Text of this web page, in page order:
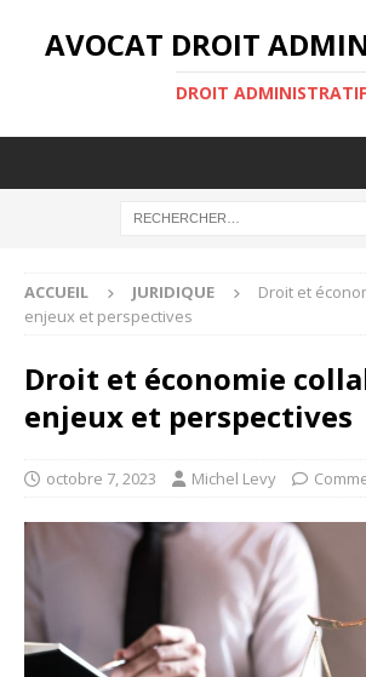
AVOCAT DROIT
DROIT ADMINISTRATIF
ACCUEIL JURIDIQUE
Droit et
enjeux et perspectives
Droit et économie
enjeux et perspectives
octobre 7, 2023 Michel Levy